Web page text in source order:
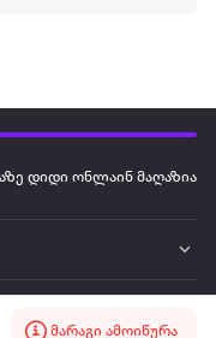
მარაგი ამოიწურა
დიდი ონლაინ მაღაზია